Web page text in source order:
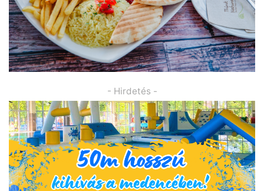
- Hirdetés -